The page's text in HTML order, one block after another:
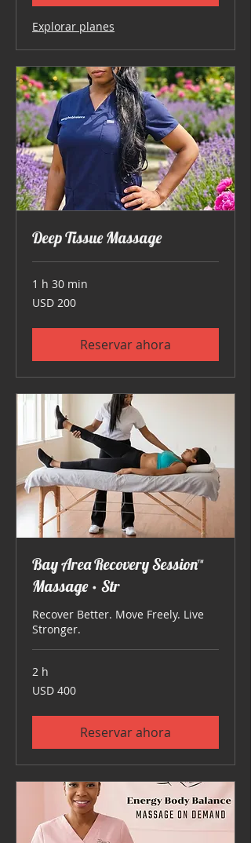
Explorar planes
Deep Tissue Massage
1 h 30 min
200
dólares
USD 200
Reservar ahora
Bay Area Recovery Session™
Massage • Str
Recover Better. Move Freely. Live
Stronger.
2 h
400
dólares
USD 400
Reservar ahora